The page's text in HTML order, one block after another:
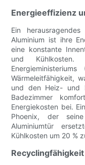
Energieeffizienz
Ein
Aluminium ist ihre
eine konstante
und
Wärmeleitfähigkeit,
und den Heiz- und
Badezimmer
Energiekosten bei.
Phoenix, der
Aluminiumtür
Kühlkosten um 20 %